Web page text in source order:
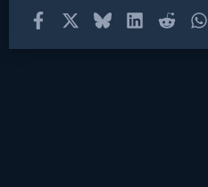
Facebook Bluesky LinkedInReddit